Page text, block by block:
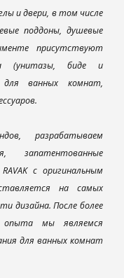
и двери, в том числе
поддоны, душевые
присутствуют
(унитазы, биде и
для ванных комнат,
разрабатываем
запатентованные
с оригинальным
на самых
дизайна. После более
опыта мы являемся
для ванных комнат